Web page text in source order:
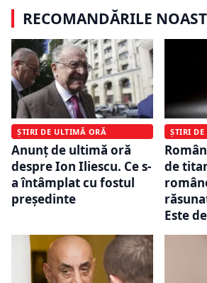
RECOMANDĂRILE
ȘTIRI DE ULTIMĂ ORĂ
Anunț de ultimă oră
despre Ion Iliescu. Ce s-
a întâmplat cu fostul
președinte
ȘTIRI
de
Este